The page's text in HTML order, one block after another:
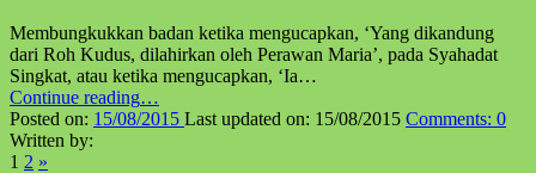
Membungkukkan badan ketika mengucapkan, ‘Yang dikandung
dari Roh Kudus, dilahirkan oleh Perawan Maria’, pada Syahadat
Singkat, atau ketika mengucapkan, ‘Ia…
Continue reading“Membungkukkan
Badan
…
Posted on: 15/08/2015 Last updated on: 15/08/2015 Comments: 0
Written by:
1 2 Next
»